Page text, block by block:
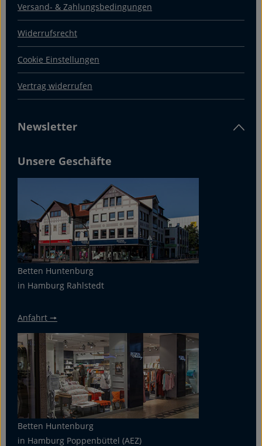
Versand- & Zahlungsbedingungen
Widerrufsrecht
Cookie Einstellungen
Vertrag widerrufen
Newsletter
Unsere Geschäfte
Betten Huntenburg
in Hamburg Rahlstedt
Anfahrt 🠖
Betten Huntenburg
in Hamburg Poppenbüttel (AEZ)